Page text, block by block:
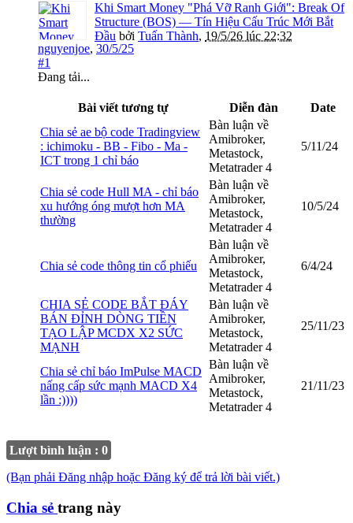
Khi Smart Money "Phá Vỡ Ranh Giới": Break Of
Structure (BOS) — Tín Hiệu Cấu Trúc Mới Bắt
Đầu bởi Tuấn Thành, 19/5/26 lúc 22:32
nguyenjoe, 30/5/25
#1
Đang tải...
Bài viết tương tự Diễn đàn
Date
Chia sẻ ae bộ code Tradingview
: ichimoku - BB - Fibo - Ma -
ICT trong 1 chỉ báo
Bàn luận về
Amibroker,
Metastock,
Metatrader 4
5/11/24
Chia sẻ code Hull MA - chỉ báo
xu hướng óng mượt hơn MA
thường
Bàn luận về
Amibroker,
Metastock,
Metatrader 4
10/5/24
Chia sẻ code thông tin cổ phiếu
Bàn luận về
Amibroker,
Metastock,
Metatrader 4
6/4/24
CHIA SẺ CODE BẮT ĐÁY
BÁN ĐỈNH DÒNG TIỀN
TẠO LẬP MCDX X2 SỨC
MẠNH
Bàn luận về
Amibroker,
Metastock,
Metatrader 4
25/11/23
Chia sẻ chỉ báo ImPulse MACD
nấng cấp sức mạnh MACD X4
lần :))))
Bàn luận về
Amibroker,
Metastock,
Metatrader 4
21/11/23
Lượt bình luận : 0
(Bạn phải Đăng nhập hoặc Đăng ký để trả lời bài viết.)
Chia sẻ trang này